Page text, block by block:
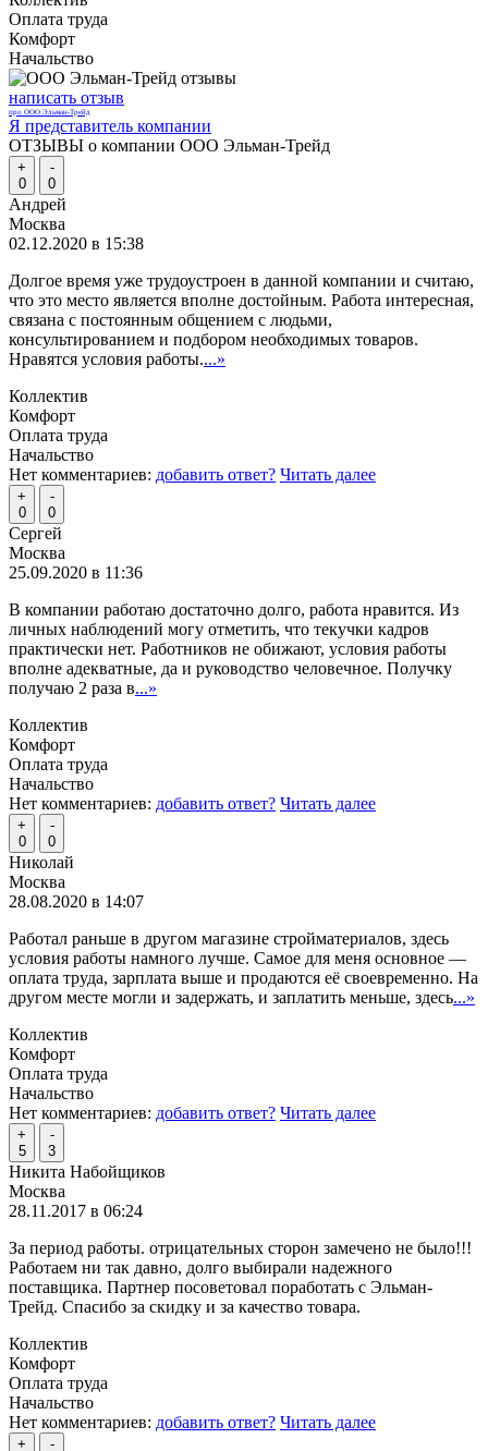
Оплата труда
Комфорт
Начальство
написать отзыв
про ООО Эльман-Трейд
Я представитель компании
ОТЗЫВЫ о компании ООО Эльман-Трейд
+
0
-
0
Андрей
Москва
02.12.2020 в 15:38
Долгое время уже трудоустроен в данной компании и считаю,
что это место является вполне достойным. Работа интересная,
связана с постоянным общением с людьми,
консультированием и подбором необходимых товаров.
Нравятся условия работы....»
Коллектив
Комфорт
Оплата труда
Начальство
Нет комментариев: добавить ответ? Читать далее
+
0
-
0
Сергей
Москва
25.09.2020 в 11:36
В компании работаю достаточно долго, работа нравится. Из
личных наблюдений могу отметить, что текучки кадров
практически нет. Работников не обижают, условия работы
вполне адекватные, да и руководство человечное. Получку
получаю 2 раза в...»
Коллектив
Комфорт
Оплата труда
Начальство
Нет комментариев: добавить ответ? Читать далее
+
0
-
0
Николай
Москва
28.08.2020 в 14:07
Работал раньше в другом магазине стройматериалов, здесь
условия работы намного лучше. Самое для меня основное —
оплата труда, зарплата выше и продаются её своевременно. На
другом месте могли и задержать, и заплатить меньше, здесь...»
Коллектив
Комфорт
Оплата труда
Начальство
Нет комментариев: добавить ответ? Читать далее
+
5
-
3
Никита Набойщиков
Москва
28.11.2017 в 06:24
За период работы. отрицательных сторон замечено не было!!!
Работаем ни так давно, долго выбирали надежного
поставщика. Партнер посоветовал поработать с Эльман-
Трейд. Спасибо за скидку и за качество товара.
Коллектив
Комфорт
Оплата труда
Начальство
Нет комментариев: добавить ответ? Читать далее
+
-